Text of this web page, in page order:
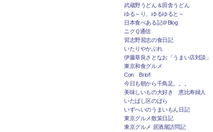
武蔵野うどん＆田舎うどん
ゆる～り、ゆるゆると～
日本食べある記＠Blog
ニクＱ通信
習志野習志の食日記
いたりやかぶれ
伊藤章良さとなお「うまい店対談」
東京和食グルメ
Con Brio!!
今日も朝から千鳥足。。。
美味しいもの大好き 恵比寿婦人
いたばし区のばら
いずへいのうまいもん日記
東京グルメ散策日記
東京グルメ 居酒屋訪問記